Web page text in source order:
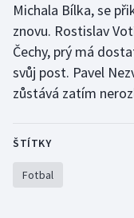
Michala Bílka, se
znovu. Rostislav
Čechy, prý má
svůj post. Pavel
zůstává zatím
ŠTÍTKY
Fotbal